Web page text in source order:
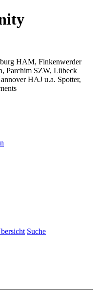
HAM, Finkenwerder
Parchim SZW, Lübeck
HAJ u.a. Spotter,
Suche